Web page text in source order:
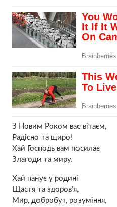
З Новим Роком вас вітаєм,
Радісно та щиро!
Хай Господь вам посилає
Злагоди та миру.
Хай панує у родині
Щастя та здоров’я,
Мир, добробут, розуміння,